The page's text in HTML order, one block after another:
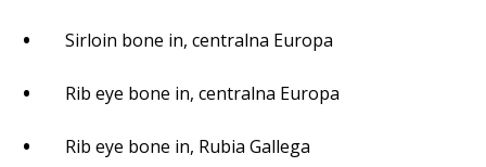
Sirloin bone in, centralna Europa
Rib eye bone in, centralna Europa
Rib eye bone in, Rubia Gallega